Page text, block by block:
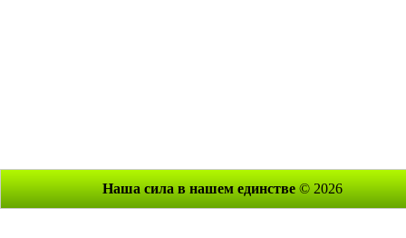
Наша сила в нашем единстве © 2026